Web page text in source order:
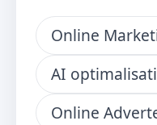
Online
AI
Online